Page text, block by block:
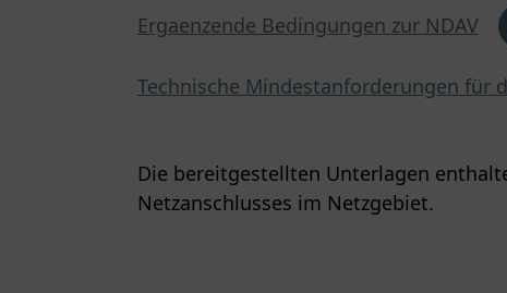
Ergaenzende Bedingungen zur NDAV
Technische Mindestanforderungen für
Die bereitgestellten Unterlagen
Netzanschlusses im Netzgebiet.